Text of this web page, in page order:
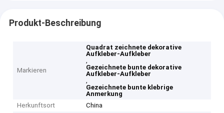
Produkt-Beschreibung
Markieren
Quadrat zeichnete dekorative
Aufkleber-Aufkleber
,
Gezeichnete bunte dekorative
Aufkleber-Aufkleber
,
Gezeichnete bunte klebrige
Anmerkung
Herkunftsort
China